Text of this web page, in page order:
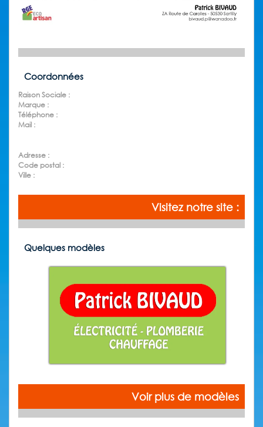
Coordonnées
Raison Sociale :
Marque :
Téléphone :
Mail :
Adresse :
Code postal :
Ville :
Visitez notre site :
Quelques modèles
Voir plus de modèles